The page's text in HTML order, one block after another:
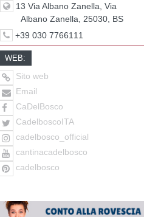
13 Via Albano Zanella, Via
Albano Zanella, 25030, BS
+39 030 7766111
WEB:
Sito web
Email
CaDelBosco
CadelboscoITA
cadelbosco_official
cantinacadelbosco
cadelbosco